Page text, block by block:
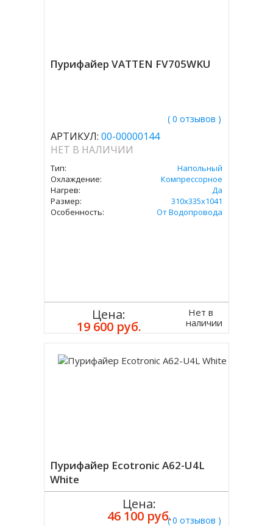
Пурифайер VATTEN FV705WKU
( 0 отзывов )
АРТИКУЛ: 00-00000144
НЕТ В НАЛИЧИИ
Тип:
Напольный
Охлаждение:
Компрессорное
Нагрев:
Да
Размер:
310х335х1041
Особенность:
От Водопровода
Цена:
19 600 руб.
Нет в
наличии
Пурифайер Ecotronic A62-U4L
White
( 0 отзывов )
Цена:
46 100 руб.